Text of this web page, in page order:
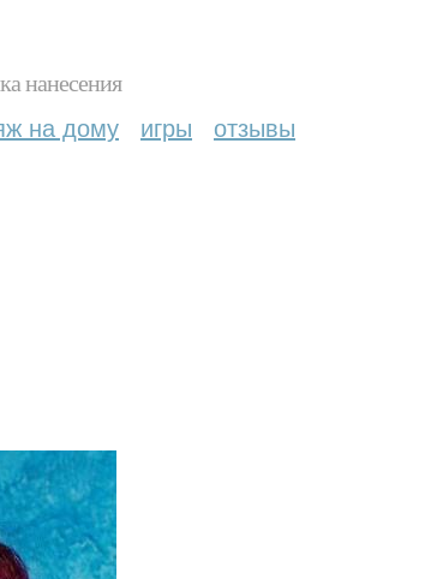
нанесения
на дому игры отзывы